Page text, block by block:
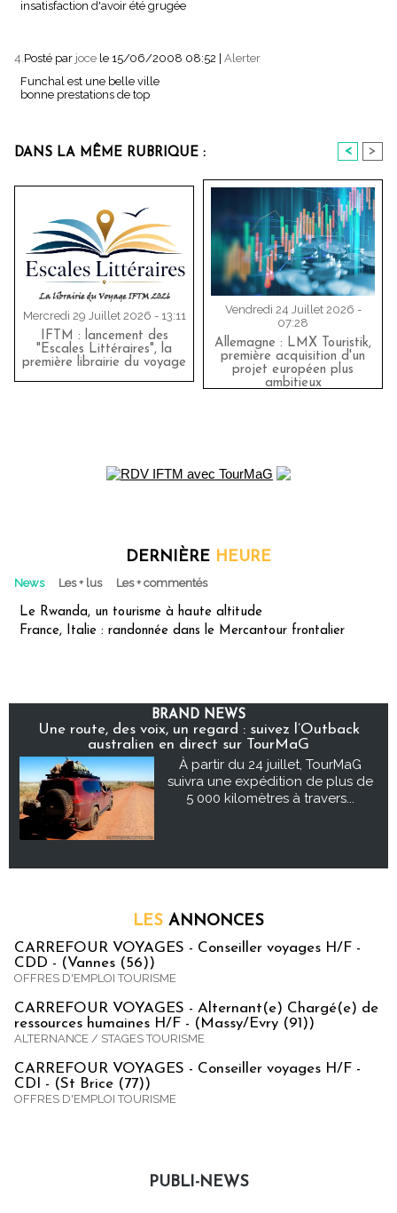
insatisfaction d'avoir été grugée
4. Posté par joce le 15/06/2008 08:52 | Alerter
Funchal est une belle ville
bonne prestations de top
DANS LA MÊME RUBRIQUE : < >
Mercredi 29 Juillet 2026 - 13:11
IFTM : lancement des
"Escales Littéraires", la
première librairie du voyage
Vendredi 24 Juillet 2026 -
07:28
Allemagne : LMX Touristik,
première acquisition d'un
projet européen plus
ambitieux
DERNIÈRE HEURE
News Les + lus Les + commentés
Le Rwanda, un tourisme à haute altitude
France, Italie : randonnée dans le Mercantour frontalier
BRAND NEWS
Une route, des voix, un regard : suivez l’Outback
australien en direct sur TourMaG
À partir du 24 juillet, TourMaG
suivra une expédition de plus de
5 000 kilomètres à travers...
LES ANNONCES
CARREFOUR VOYAGES - Conseiller voyages H/F -
CDD - (Vannes (56))
OFFRES D'EMPLOI TOURISME
CARREFOUR VOYAGES - Alternant(e) Chargé(e) de
ressources humaines H/F - (Massy/Evry (91))
ALTERNANCE / STAGES TOURISME
CARREFOUR VOYAGES - Conseiller voyages H/F -
CDI - (St Brice (77))
OFFRES D'EMPLOI TOURISME
PUBLI-NEWS